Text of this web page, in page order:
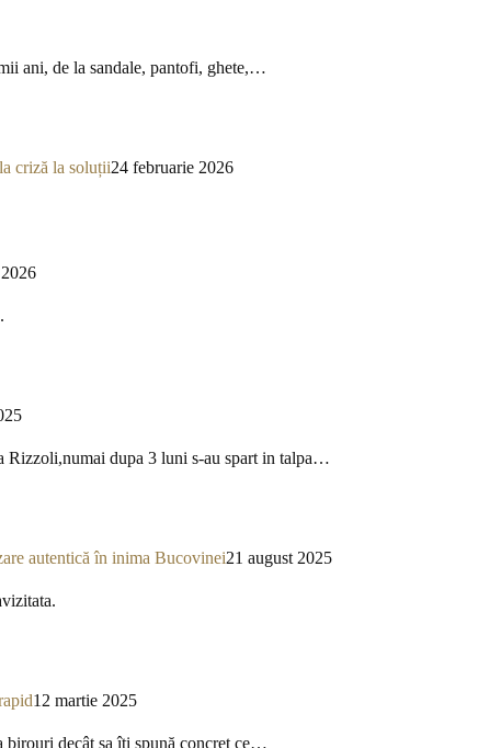
ani, de la sandale, pantofi, ghete,…
criză la soluții24 februarie 2026
Rizzoli,numai dupa 3 luni s-au spart in talpa…
autentică în inima Bucovinei21 august 2025
12 martie 2025
birouri decât sa îți spună concret ce…